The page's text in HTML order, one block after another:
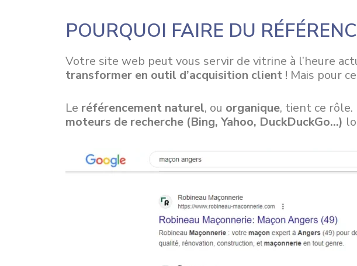
POURQUOI FAIRE DU
Votre site web peut vous servir de vitrine à l’heure
transformer en outil d’acquisition client ! Mais pour
Le référencement naturel, ou organique, tient ce
moteurs de recherche (Bing, Yahoo, DuckDuckGo…)